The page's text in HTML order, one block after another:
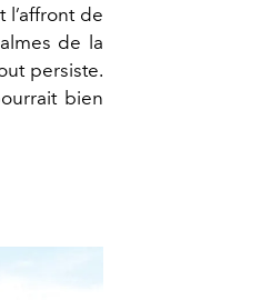
de
de la
persiste.
bien